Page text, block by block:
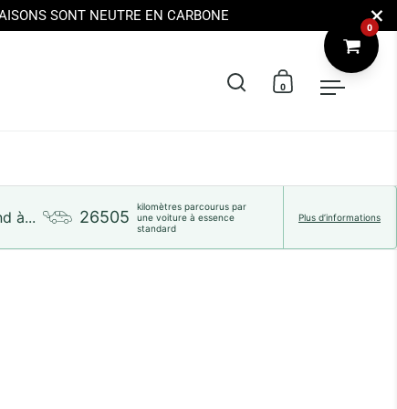
SONT NEUTRE EN CARBONE
Ouvrir la barre de
Ouvrir le
0 Ouvrir
à... 26505
kilomètres parcourus par
une voiture à essence
standard
Plus d’informations